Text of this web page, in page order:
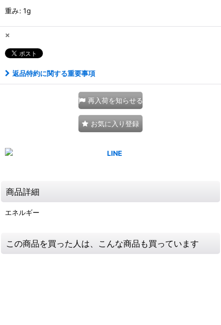
重み: 1g
×
返品特約に関する重要事項
再入荷を知らせる
お気に入り登録
商品詳細
エネルギー
この商品を買った人は、こんな商品も買っています